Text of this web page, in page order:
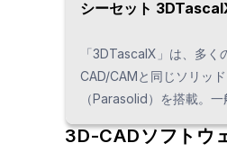
シーセット
「3DTascalX」は、多く
CAD/CAMと同じソリッ
（Parasolid）を搭載。一
ンビューワでは真似でき
（10⁻⁹）オーダまでの高
3D-CADソフトウ